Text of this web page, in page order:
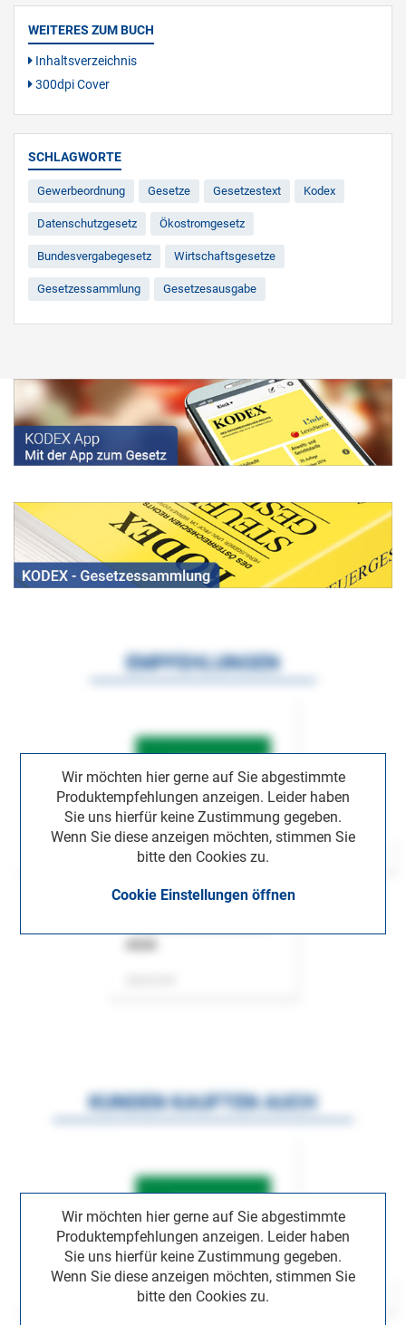
WEITERES ZUM BUCH
Inhaltsverzeichnis
300dpi Cover
SCHLAGWORTE
Gewerbeordnung Gesetze Gesetzestext Kodex
Datenschutzgesetz Ökostromgesetz
Bundesvergabegesetz Wirtschaftsgesetze
Gesetzessammlung Gesetzesausgabe
Wir möchten hier gerne auf Sie abgestimmte
Produktempfehlungen anzeigen. Leider haben
Sie uns hierfür keine Zustimmung gegeben.
Wenn Sie diese anzeigen möchten, stimmen Sie
bitte den Cookies zu.
Cookie Einstellungen öffnen
EMPFEHLUNGEN
Wir möchten hier gerne auf Sie abgestimmte
Produktempfehlungen anzeigen. Leider haben
Sie uns hierfür keine Zustimmung gegeben.
Wenn Sie diese anzeigen möchten, stimmen Sie
bitte den Cookies zu.
KUNDEN KAUFTEN AUCH